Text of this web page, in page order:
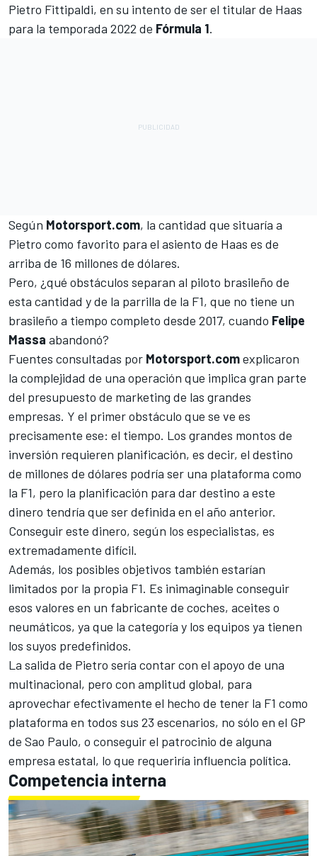
Pietro Fittipaldi, en su intento de ser el titular de Haas
para la temporada 2022 de Fórmula 1.
Según Motorsport.com, la cantidad que situaría a
Pietro como favorito para el asiento de Haas es de
arriba de 16 millones de dólares.
Pero, ¿qué obstáculos separan al piloto brasileño de
esta cantidad y de la parrilla de la F1, que no tiene un
brasileño a tiempo completo desde 2017, cuando Felipe
Massa abandonó?
Fuentes consultadas por Motorsport.comexplicaron
la complejidad de una operación que implica gran parte
del presupuesto de marketing de las grandes
empresas. Y el primer obstáculo que se ve es
precisamente ese: el tiempo. Los grandes montos de
inversión requieren planificación, es decir, el destino
de millones de dólares podría ser una plataforma como
la F1, pero la planificación para dar destino a este
dinero tendría que ser definida en el año anterior.
Conseguir este dinero, según los especialistas, es
extremadamente difícil.
Además, los posibles objetivos también estarían
limitados por la propia F1. Es inimaginable conseguir
esos valores en un fabricante de coches, aceites o
neumáticos, ya que la categoría y los equipos ya tienen
los suyos predefinidos.
La salida de Pietro sería contar con el apoyo de una
multinacional, pero con amplitud global, para
aprovechar efectivamente el hecho de tener la F1 como
plataforma en todos sus 23 escenarios, no sólo en el GP
de Sao Paulo, o conseguir el patrocinio de alguna
empresa estatal, lo que requeriría influencia política.
Competencia interna